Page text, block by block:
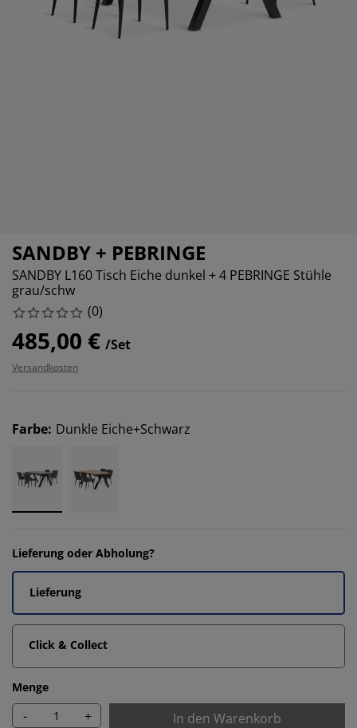
und Zubehör
SANDBY + PEBRINGE
SANDBY L160 Tisch Eiche dunkel + 4 PEBRINGE Stühle
grau/schw
(0)
485,00 € /Set
Versandkosten
Farbe: Dunkle Eiche+Schwarz
Lieferung oder Abholung?
Lieferung
Click & Collect
Menge
- + In den Warenkorb